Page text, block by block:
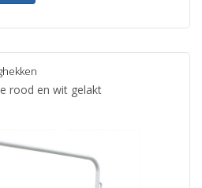
rood en wit gelakt